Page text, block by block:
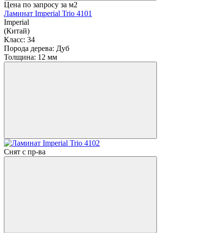
Цена по запросу за м2
Ламинат Imperial Trio 4101
Imperial
(Китай)
Класс: 34
Порода дерева: Дуб
Толщина: 12 мм
Снят с пр-ва